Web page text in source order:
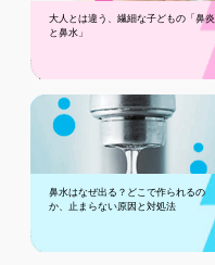
大人とは違う、繊細な子どもの「鼻炎
と鼻水」
鼻水はなぜ出る？どこで作られるの
か、止まらない原因と対処法